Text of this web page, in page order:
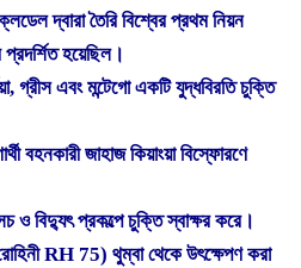
দ্বারা তৈরি বিশ্বের প্রথম নিয়ন
হয়েছিল।
গ্রীস এবং মন্টেগো একটি যুদ্ধবিরতি চুক্তি
বহনকারী জাহাজ কিয়াংয়া বিস্ফোরণে
বিদ্যুৎ প্রকল্পে চুক্তি স্বাক্ষর করে।
RH 75) থুম্বা থেকে উৎক্ষেপণ করা